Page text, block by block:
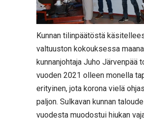
Kunnan tilinpäätöstä
valtuuston kokouksessa
kunnanjohtaja Juho Järvenpää
vuoden 2021 olleen monella
erityinen, jota korona vielä
paljon. Sulkavan kunnan
vuodesta muodostui hiukan